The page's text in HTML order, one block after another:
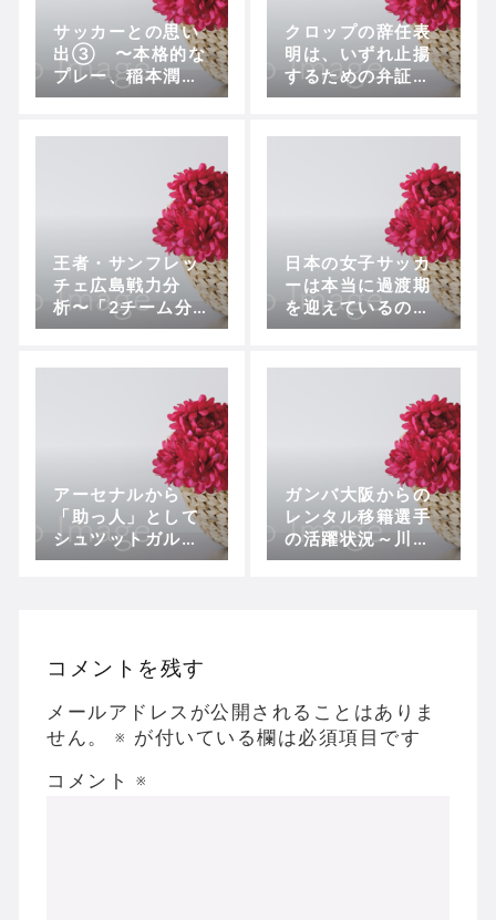
サッカーとの思い
出③ 〜本格的な
プレー、稲本潤一
との対戦
クロップの辞任表
明は、いずれ止揚
するための弁証法
的行動の一歩
王者・サンフレッ
チェ広島戦力分
析〜「2チーム分の
戦力」を考察【中
日本の女子サッカ
ーは本当に過渡期
を迎えているの
か？育成年代の成
グの現状
アーセナルから
「助っ人」として
シュツットガルト
へ加入した浅野拓
ガンバ大阪からの
レンタル移籍選手
の活躍状況～川西
がゴール量産で定
コメントを残す
メールアドレスが公開されることはありま
せん。
※ が付いている欄は必須項目です
コメント ※